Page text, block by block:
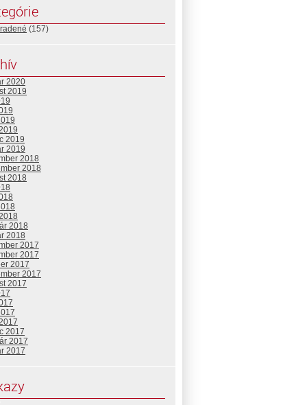
(157)
2020
2019
2019
2019
2018
2018
2018
2018
2018
2017
2017
2017
2017
2017
2017
2017
2017